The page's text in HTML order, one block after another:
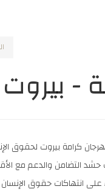
- بيروت
كرامة بيروت لحقوق
التضامن والدعم مع
انتهاكات حقوق الإنسان